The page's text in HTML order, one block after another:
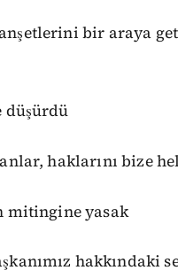
bir araya
düşürdü
haklarını bize
mitingine yasak
hakkındaki